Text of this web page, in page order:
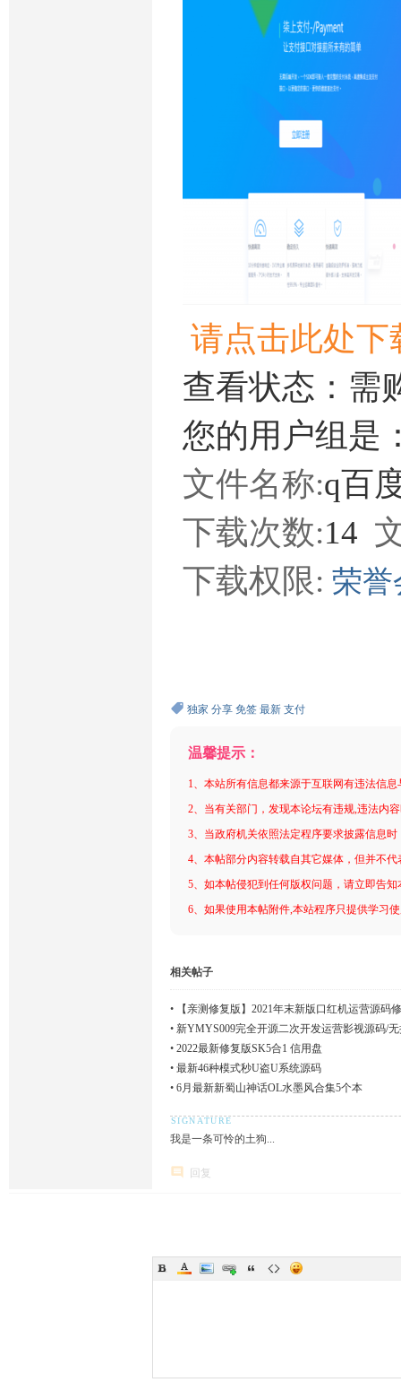
请点击此处下
查看状态：需
您的用户组是
文件名称:q百
下载次数:14
下载权限: 荣
独家 分享 免签 最新 支付
温馨提示：
1、本站所有信息都来源于互联网有违法信
2、当有关部门，发现本论坛有违规,违法内
3、当政府机关依照法定程序要求披露信息
4、本帖部分内容转载自其它媒体，但并不
5、如本帖侵犯到任何版权问题，请立即告
6、如果使用本帖附件,本站程序只提供学习
相关帖子
•
【亲测修复版】2021年末新版口红机运营源
下级/视频搭建教程
• 新YMYS009完全开源二次开发运营影视源码/
视系统/视频搭建教程
• 2022最新修复版SK5合1 信用盘
• 最新46种模式秒U盗U系统源码
• 6月最新新蜀山神话OL水墨风合集5个本
我是一条可怜的土狗...
回复